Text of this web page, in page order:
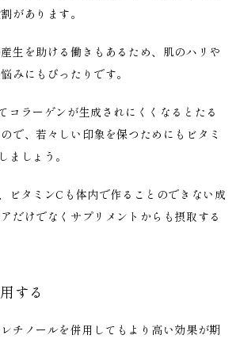
があります。
生を助ける働きもあるため、肌のハリや
みにもぴったりです。
コラーゲンが生成されにくくなるとたる
で、若々しい印象を保つためにもビタミ
ましょう。
ビタミンCも体内で作ることのできない成
だけでなくサプリメントからも摂取する
する
チノールを併用してもより高い効果が期